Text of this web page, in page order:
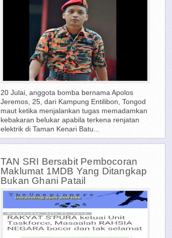
20 Julai, anggota bomba bernama Apolos
Jeremos, 25, dari Kampung Entilibon, Tongod
maut ketika menjalankan tugas memadamkan
kebakaran belukar apabila terkena renjatan
elektrik di Taman Kenari Batu...
TAN SRI Bersabit Pembocoran
Maklumat 1MDB Yang Ditangkap
Bukan Ghani Patail